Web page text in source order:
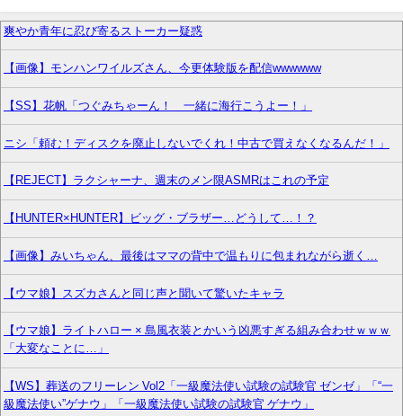
爽やか青年に忍び寄るストーカー疑惑
【画像】モンハンワイルズさん、今更体験版を配信wwwwww
【SS】花帆「つぐみちゃーん！ 一緒に海行こうよー！」
ニシ「頼む！ディスクを廃止しないでくれ！中古で買えなくなるんだ！」
【REJECT】ラクシャーナ、週末のメン限ASMRはこれの予定
【HUNTER×HUNTER】ビッグ・ブラザー…どうして…！？
【画像】みいちゃん、最後はママの背中で温もりに包まれながら逝く…
【ウマ娘】スズカさんと同じ声と聞いて驚いたキャラ
【ウマ娘】ライトハロー × 島風衣装とかいう凶悪すぎる組み合わせｗｗｗ
「大変なことに…」
【WS】葬送のフリーレン Vol2「一級魔法使い試験の試験官 ゼンゼ」「“一
級魔法使い”ゲナウ」「一級魔法使い試験の試験官 ゲナウ」